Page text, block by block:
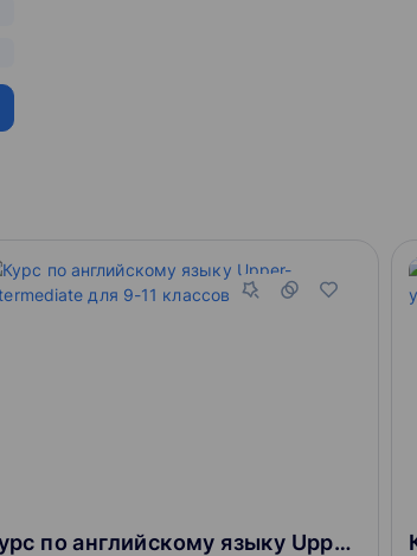
технологии изучения космоса, а также методы
Курс по английскому языку Upper-Intermediate для 9-11 классов